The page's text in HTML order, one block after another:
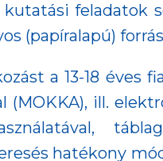
feladatok
(papíralapú)
a 13-18 éves
ill.
hatékony